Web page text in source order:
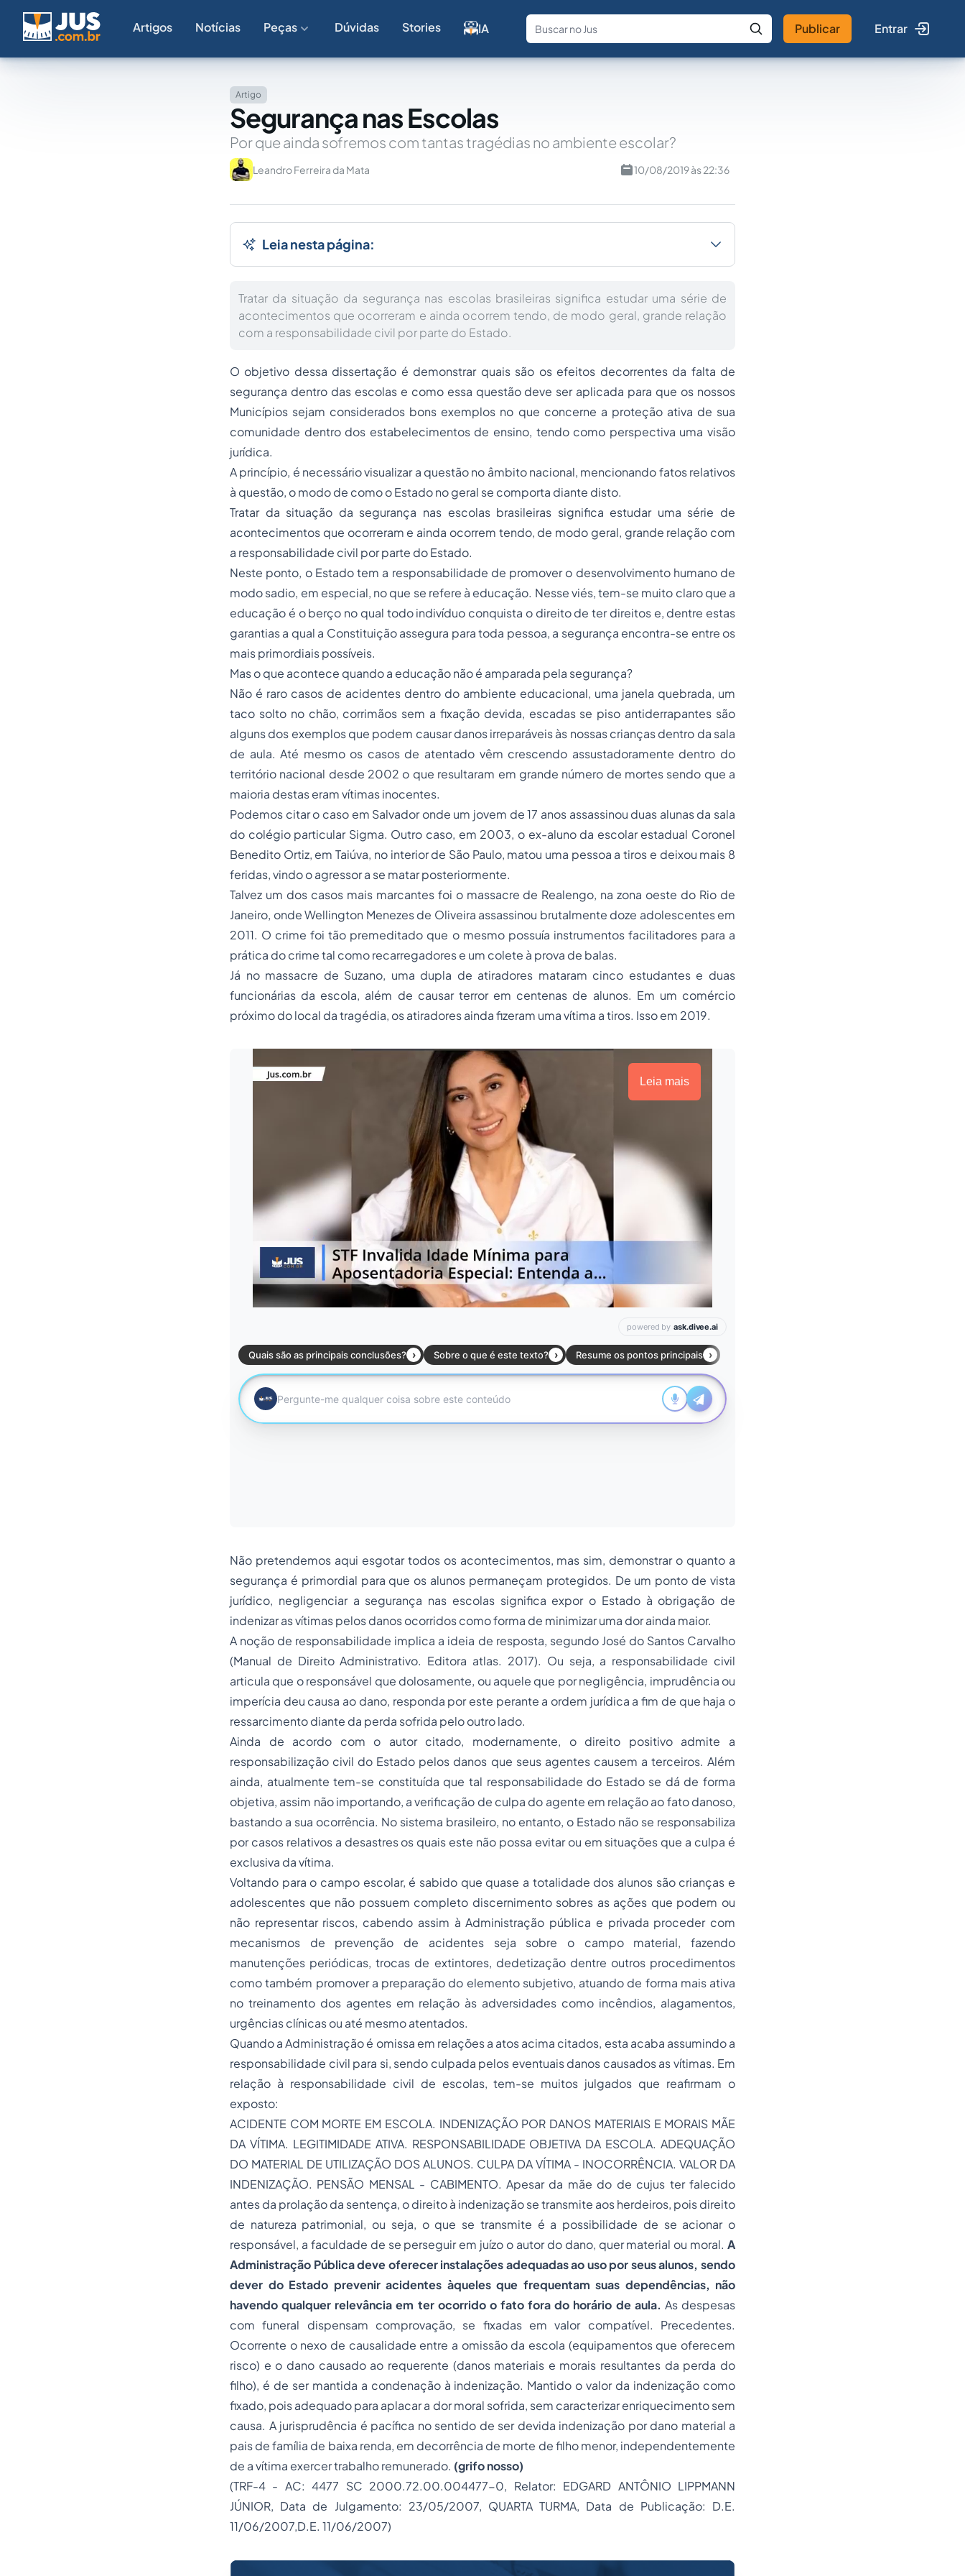
Artigos Notícias Peças Dúvidas Stories IA
Fale com a IA Buscar no Jus
Publicar Entrar
Artigo
Segurança nas Escolas
Por que ainda sofremos com tantas tragédias no ambiente escolar?
Leandro Ferreira da Mata 10/08/2019 às 22:36
Leia nesta página:
Tratar da situação da segurança nas escolas brasileiras significa estudar uma série de
acontecimentos que ocorreram e ainda ocorrem tendo, de modo geral, grande relação
com a responsabilidade civil por parte do Estado.
O objetivo dessa dissertação é demonstrar quais são os efeitos decorrentes da falta de
segurança dentro das escolas e como essa questão deve ser aplicada para que os nossos
Municípios sejam considerados bons exemplos no que concerne a proteção ativa de sua
comunidade dentro dos estabelecimentos de ensino, tendo como perspectiva uma visão
jurídica.
A princípio, é necessário visualizar a questão no âmbito nacional, mencionando fatos relativos
à questão, o modo de como o Estado no geral se comporta diante disto.
Tratar da situação da segurança nas escolas brasileiras significa estudar uma série de
acontecimentos que ocorreram e ainda ocorrem tendo, de modo geral, grande relação com
a responsabilidade civil por parte do Estado.
Neste ponto, o Estado tem a responsabilidade de promover o desenvolvimento humano de
modo sadio, em especial, no que se refere à educação. Nesse viés, tem-se muito claro que a
educação é o berço no qual todo indivíduo conquista o direito de ter direitos e, dentre estas
garantias a qual a Constituição assegura para toda pessoa, a segurança encontra-se entre os
mais primordiais possíveis.
Mas o que acontece quando a educação não é amparada pela segurança?
Não é raro casos de acidentes dentro do ambiente educacional, uma janela quebrada, um
taco solto no chão, corrimãos sem a fixação devida, escadas se piso antiderrapantes são
alguns dos exemplos que podem causar danos irreparáveis às nossas crianças dentro da sala
de aula. Até mesmo os casos de atentado vêm crescendo assustadoramente dentro do
território nacional desde 2002 o que resultaram em grande número de mortes sendo que a
maioria destas eram vítimas inocentes.
Podemos citar o caso em Salvador onde um jovem de 17 anos assassinou duas alunas da sala
do colégio particular Sigma. Outro caso, em 2003, o ex-aluno da escolar estadual Coronel
Benedito Ortiz, em Taiúva, no interior de São Paulo, matou uma pessoa a tiros e deixou mais 8
feridas, vindo o agressor a se matar posteriormente.
Talvez um dos casos mais marcantes foi o massacre de Realengo, na zona oeste do Rio de
Janeiro, onde Wellington Menezes de Oliveira assassinou brutalmente doze adolescentes em
2011. O crime foi tão premeditado que o mesmo possuía instrumentos facilitadores para a
prática do crime tal como recarregadores e um colete à prova de balas.
Já no massacre de Suzano, uma dupla de atiradores mataram cinco estudantes e duas
funcionárias da escola, além de causar terror em centenas de alunos. Em um comércio
próximo do local da tragédia, os atiradores ainda fizeram uma vítima a tiros. Isso em 2019.
Leia mais
Não pretendemos aqui esgotar todos os acontecimentos, mas sim, demonstrar o quanto a
segurança é primordial para que os alunos permaneçam protegidos. De um ponto de vista
jurídico, negligenciar a segurança nas escolas significa expor o Estado à obrigação de
indenizar as vítimas pelos danos ocorridos como forma de minimizar uma dor ainda maior.
A noção de responsabilidade implica a ideia de resposta, segundo José do Santos Carvalho
(Manual de Direito Administrativo. Editora atlas. 2017). Ou seja, a responsabilidade civil
articula que o responsável que dolosamente, ou aquele que por negligência, imprudência ou
imperícia deu causa ao dano, responda por este perante a ordem jurídica a fim de que haja o
ressarcimento diante da perda sofrida pelo outro lado.
Ainda de acordo com o autor citado, modernamente, o direito positivo admite a
responsabilização civil do Estado pelos danos que seus agentes causem a terceiros. Além
ainda, atualmente tem-se constituída que tal responsabilidade do Estado se dá de forma
objetiva, assim não importando, a verificação de culpa do agente em relação ao fato danoso,
bastando a sua ocorrência. No sistema brasileiro, no entanto, o Estado não se responsabiliza
por casos relativos a desastres os quais este não possa evitar ou em situações que a culpa é
exclusiva da vítima.
Voltando para o campo escolar, é sabido que quase a totalidade dos alunos são crianças e
adolescentes que não possuem completo discernimento sobres as ações que podem ou
não representar riscos, cabendo assim à Administração pública e privada proceder com
mecanismos de prevenção de acidentes seja sobre o campo material, fazendo
manutenções periódicas, trocas de extintores, dedetização dentre outros procedimentos
como também promover a preparação do elemento subjetivo, atuando de forma mais ativa
no treinamento dos agentes em relação às adversidades como incêndios, alagamentos,
urgências clínicas ou até mesmo atentados.
Quando a Administração é omissa em relações a atos acima citados, esta acaba assumindo a
responsabilidade civil para si, sendo culpada pelos eventuais danos causados as vítimas. Em
relação à responsabilidade civil de escolas, tem-se muitos julgados que reafirmam o
exposto:
ACIDENTE COM MORTE EM ESCOLA. INDENIZAÇÃO POR DANOS MATERIAIS E MORAIS MÃE
DA VÍTIMA. LEGITIMIDADE ATIVA. RESPONSABILIDADE OBJETIVA DA ESCOLA. ADEQUAÇÃO
DO MATERIAL DE UTILIZAÇÃO DOS ALUNOS. CULPA DA VÍTIMA - INOCORRÊNCIA. VALOR DA
INDENIZAÇÃO. PENSÃO MENSAL - CABIMENTO. Apesar da mãe do de cujus ter falecido
antes da prolação da sentença, o direito à indenização se transmite aos herdeiros, pois direito
de natureza patrimonial, ou seja, o que se transmite é a possibilidade de se acionar o
responsável, a faculdade de se perseguir em juízo o autor do dano, quer material ou moral. A
Administração Pública deve oferecer instalações adequadas ao uso por seus alunos, sendo
dever do Estado prevenir acidentes àqueles que frequentam suas dependências, não
havendo qualquer relevância em ter ocorrido o fato fora do horário de aula. As despesas
com funeral dispensam comprovação, se fixadas em valor compatível. Precedentes.
Ocorrente o nexo de causalidade entre a omissão da escola (equipamentos que oferecem
risco) e o dano causado ao requerente (danos materiais e morais resultantes da perda do
filho), é de ser mantida a condenação à indenização. Mantido o valor da indenização como
fixado, pois adequado para aplacar a dor moral sofrida, sem caracterizar enriquecimento sem
causa. A jurisprudência é pacífica no sentido de ser devida indenização por dano material a
pais de família de baixa renda, em decorrência de morte de filho menor, independentemente
de a vítima exercer trabalho remunerado. (grifo nosso)
(TRF-4 - AC: 4477 SC 2000.72.00.004477-0, Relator: EDGARD ANTÔNIO LIPPMANN
JÚNIOR, Data de Julgamento: 23/05/2007, QUARTA TURMA, Data de Publicação: D.E.
11/06/2007,D.E. 11/06/2007)